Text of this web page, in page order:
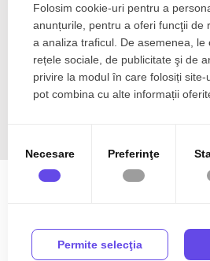
Comision 0%
Porumbacu de Sus
Casa 7 camere 6 bai terase
aproape de Castel si Poveste
Folosim cookie-uri pentru a
anunțurile, pentru a oferi funcţii de
a analiza traficul. De asemenea, le
rețele sociale, de publicitate şi de
privire la modul în care folosiți site-
pot combina cu alte informații
Necesare Preferinţe
Permite selecţia